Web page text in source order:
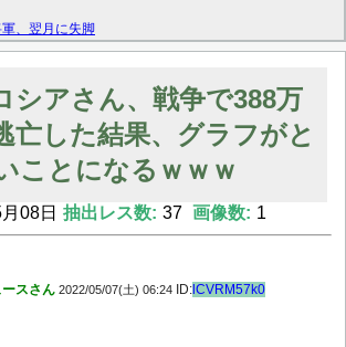
、翌月に失脚
省！？『サンダーボルツ』の高評価は本物か？ディズ
ァーストテイク出演も新規獲得ならず？北川莉央が1
かTwitterで拾ったエロ画像貼ってくよ
シアさん、戦争で388万
亡した結果、グラフがと
ことになるｗｗｗ
08日 抽出レス数: 37 画像数: 1
スさん 2022/05/07(土) 06:24 ID: lCVRM57k0